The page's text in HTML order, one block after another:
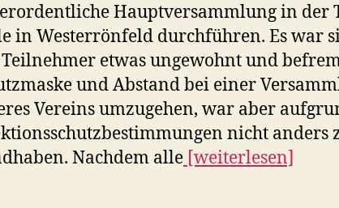
Hauptversammlung in der
in Westerrönfeld durchführen. Es war
etwas ungewohnt und
und Abstand bei einer
Vereins umzugehen, war aber
nicht anders
Nachdem alle [weiterlesen]